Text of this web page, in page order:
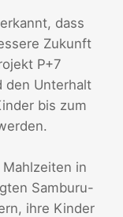
dass
Zukunft
P+7
den Unterhalt
bis zum
in
Samburu-
ihre Kinder